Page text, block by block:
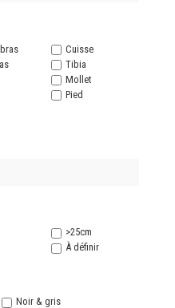
Cuisse
Tibia
Mollet
Pied
>25cm
À définir
Noir & gris